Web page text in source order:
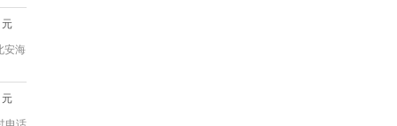
元
安海
元